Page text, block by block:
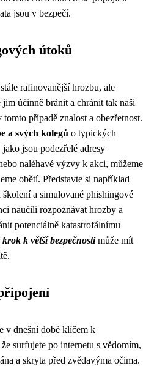
jsou v bezpečí.
útoků
rafinovanější hrozbu, ale
účinně bránit a chránit tak naši
případě znalost a obezřetnost.
a svých kolegů o typických
jsou podezřelé adresy
naléhavé výzvy k akci, můžeme
obětí. Představte si například
a simulované phishingové
naučili rozpoznávat hrozby a
potenciálně katastrofálnímu
k větší bezpečnostimůže mít
v dnešní době klíčem k
surfujete po internetu s vědomím,
a skryta před zvědavýma očima.